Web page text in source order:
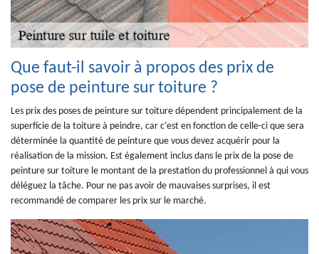
Que faut-il savoir à propos des prix de
pose de peinture sur toiture ?
Les prix des poses de peinture sur toiture dépendent principalement de la
superficie de la toiture à peindre, car c’est en fonction de celle-ci que sera
déterminée la quantité de peinture que vous devez acquérir pour la
réalisation de la mission. Est également inclus dans le prix de la pose de
peinture sur toiture le montant de la prestation du professionnel à qui vous
déléguez la tâche. Pour ne pas avoir de mauvaises surprises, il est
recommandé de comparer les prix sur le marché.